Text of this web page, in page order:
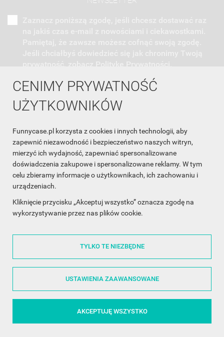
CENIMY PRYWATNOŚĆ
UŻYTKOWNIKÓW
Funnycase.pl korzysta z cookies i innych technologii, aby
zapewnić niezawodność i bezpieczeństwo naszych witryn,
mierzyć ich wydajność, zapewniać spersonalizowane
doświadczenia zakupowe i spersonalizowane reklamy. W tym
celu zbieramy informacje o użytkownikach, ich zachowaniu i
urządzeniach.
Kliknięcie przycisku „Akceptuj wszystko” oznacza zgodę na
wykorzystywanie przez nas plików cookie.
TYLKO TE NIEZBĘDNE
USTAWIENIA ZAAWANSOWANE
AKCEPTUJĘ WSZYSTKO
INFORMACJA O SKLEPIE
INFORMACJE
OBSŁUGA KLIENTA
WSPÓŁPRACA
ŚLEDŹ NAS NA FACEBOOKU
Made with❤in Poland